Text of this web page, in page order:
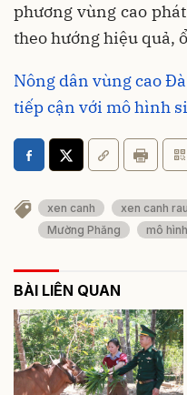
phương vùng cao
theo hướng hiệu quả,
Nông dân vùng cao
tiếp cận với mô hình
xen canh xen canh
Mường Phăng
mô
BÀI LIÊN QUAN